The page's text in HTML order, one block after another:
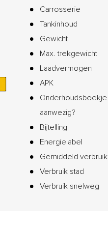
Carrosserie
Tankinhoud
Gewicht
Max. trekgewicht
Laadvermogen
APK
Onderhoudsboekje
aanwezig?
Bijtelling
Energielabel
Gemiddeld verbruik
Verbruik stad
Verbruik snelweg